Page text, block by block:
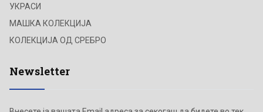
УКРАСИ
МАШКА КОЛЕКЦИЈА
КОЛЕКЦИЈА ОД СРЕБРО
Newsletter